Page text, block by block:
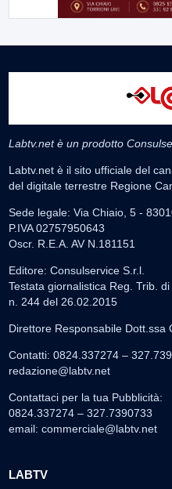
Labtv.net è un prodotto
Labtv.net è il sito ufficiale del
del digitale terrestre Regione
Sede legale: Via Chiaio, 5 -
P.IVA 02757950643
Oscr. R.E.A. AV N.181151
Editore: Consulservice S.r.l.
Testata giornalistica Reg. Trib.
n. 244 del 26.02.2015
Direttore Responsabile Dott.ssa
Contatti: 0824.337274 –
redazione@labtv.net
Contattaci per la tua Pubblicità:
0824.337274 – 327.7390733
email: commerciale@labtv.net
LABTV